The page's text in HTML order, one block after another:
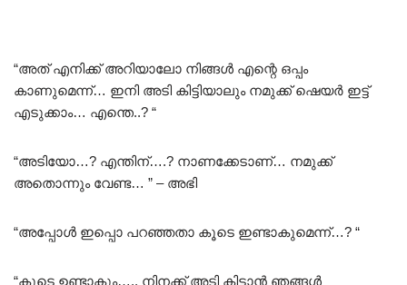
“അത് എനിക്ക് അറിയാലോ നിങ്ങൾ എന്റെ ഒപ്പം
കാണുമെന്ന്… ഇനി അടി കിട്ടിയാലും നമുക്ക് ഷെയർ ഇട്ട്
എടുക്കാം… എന്തെ..? “
“അടിയോ…? എന്തിന്….? നാണക്കേടാണ്… നമുക്ക്
അതൊന്നും വേണ്ട… ” – അഭി
“അപ്പോൾ ഇപ്പൊ പറഞ്ഞതാ കൂടെ ഇണ്ടാകുമെന്ന്…? “
“കൂടെ ഉണ്ടാകും….. നിനക്ക് അടി കിട്ടാൻ ഞങ്ങൾ